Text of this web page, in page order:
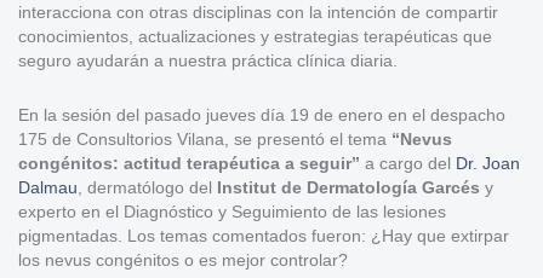
interacciona con otras disciplinas con la intención de compartir
conocimientos, actualizaciones y estrategias terapéuticas que
seguro ayudarán a nuestra práctica clínica diaria.
En la sesión del pasado jueves día 19 de enero en el despacho
175 de Consultorios Vilana, se presentó el tema “Nevus
congénitos: actitud terapéutica a seguir” a cargo del Dr. Joan
Dalmau , dermatólogo del Institut de Dermatología Garcés y
experto en el Diagnóstico y Seguimiento de las lesiones
pigmentadas. Los temas comentados fueron: ¿Hay que extirpar
los nevus congénitos o es mejor controlar?